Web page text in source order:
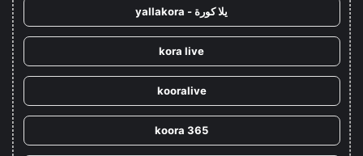
يلا كورة - yallakora
kora live
kooralive
koora 365